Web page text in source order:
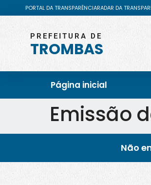
PORTAL DA TRANSPARÊNCIARADAR DA
PREFEITURA DE
TROMBAS
Página inicial
Emissão
Não